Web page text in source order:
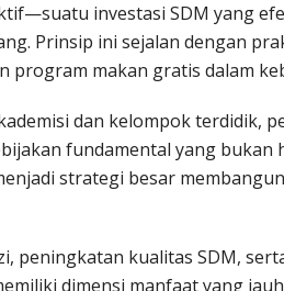
investasi SDM yang
Prinsip ini sejalan dengan
program makan gratis dalam
dan kelompok terdidik,
fundamental yang bukan
strategi besar
peningkatan kualitas SDM,
dimensi manfaat yang